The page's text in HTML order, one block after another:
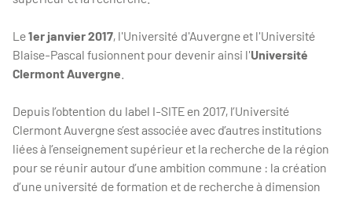
Le1er janvier 2017, l'Université d'Auvergne et l'Université
Blaise-Pascal fusionnent pour devenir ainsi l'Université
Clermont Auvergne
Depuis l’obtention du label I-SITE en 2017, l’Université
Clermont Auvergne s’est associée avec d’autres institutions
liées à l’enseignement supérieur et la recherche de la région
pour se réunir autour d’une ambition commune : la création
d’une université de formation et de recherche à dimension